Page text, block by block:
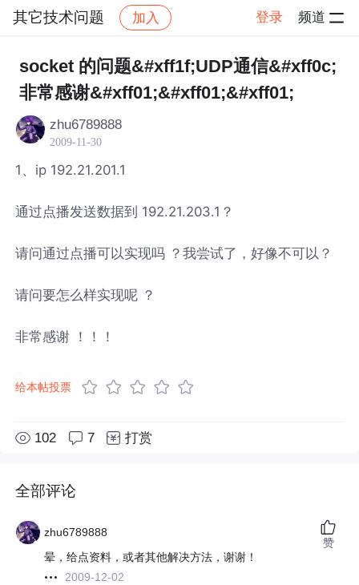
其它技术问题 加入 登录 频道
其它技术问题 帖子详情
socket 的问题&#xff1f;UDP通信&#xff0c;
非常感谢&#xff01;&#xff01;&#xff01;
zhu6789888
2009-11-30
1、ip 192.21.201.1
通过点播发送数据到 192.21.203.1？
请问通过点播可以实现吗 ？我尝试了，好像不可以？
请问要怎么样实现呢 ？
非常感谢 ！！！
给本帖投票
102 7 打赏
全部评论
zhu6789888
晕，给点资料，或者其他解决方法，谢谢！
2009-12-02
赞